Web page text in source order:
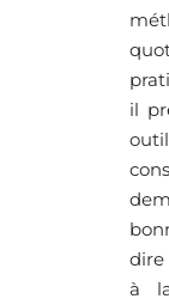
il
dire
à